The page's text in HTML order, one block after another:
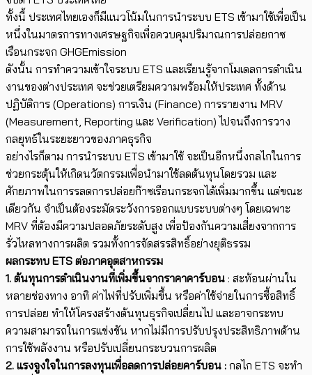
ทั้งนี้ ประเทศไทยเองก็มี​​แนวโน้มในการนำระบบ ETS เข้ามาใช้เพื่อเป็น
หนึ่งในมาตรการทางเศรษฐกิจเพื่อควบคุมปริมาณการปล่อยกาซ
เรือนกระจก GHGEmission
ดังนั้น การทำความเข้าใจระบบ ETS และเรียนรู้จากโมเดลการดำเนิน
งานของต่างประเทศ จะช่วยเตรียมความพร้อมให้ประเทศ ทั้งด้าน
ปฏิบัติการ (Operations) การเงิน (Finance) การรายงาน MRV ​
(Measurement, Reporting และ Verification) ไปจนถึงการวาง
กลยุทธ์ในระยะยาวของภาคธุรกิจ
อย่างไรก็ตาม การนำระบบ ETS เข้ามาใช้ จะเป็นอีกหนึ่งกลไกในการ
ช่วย​กระตุ้นให้เกิดนวัตกรรมเพื่อนำมาใช้​ลดต้นทุนโดยรวม และ
ศักยภาพในการ​รลดการปล่อยก๊าซเรือนกระจกได้เพิ่มมากขึ้น แต่ขณะ
เดียวกัน จำเป็นต้องระมัดระวังการออกแบบระบบต่างๆ โดยเฉพาะ
MRV ที่ต้องมีความปลอดภัยระดับสูง เพื่อป้องกันความเสี่ยงจากการ
รั่วไหลทางการผลิต รวมทั้งการจัดสรรสิทธิ์อย่างยุติธรรม
ผลกระทบ ETS ต่อภาคอุตสาหกรรม
1. ต้นทุนการดำเนินงานที่เพิ่มขึ้นจากราคาคาร์บอน : สะท้อนผ่านใน
หลายช่องทาง อาทิ ค่าไฟที่ปรับเพิ่มขึ้น หรือค่าใช้จ่ายในการซื้อสิทธิ์
การปล่อย ทำให้โครงสร้างต้นทุนธุรกิจเปลี่ยนไป และอาจกระทบ
ความสามารถในการแข่งขัน หากไม่มีการปรับปรุงประสิทธิภาพด้าน
การใช้พลังงาน หรือปรับเปลี่ยนกระบวนการผลิต
2. แรงจูงใจในการลงทุนเพื่อลดการปล่อยคาร์บอน : กลไก ETS จะทำ